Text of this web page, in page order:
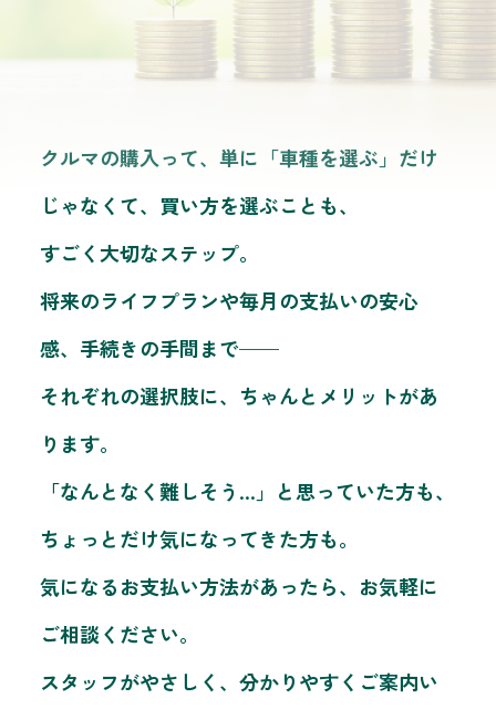
クルマの購入って、単に「車種を選ぶ」だけ
じゃなくて、買い方を選ぶことも、
すごく大切なステップ。
将来のライフプランや毎月の支払いの安心
感、手続きの手間まで——
それぞれの選択肢に、ちゃんとメリットがあ
ります。
「なんとなく難しそう…」と思っていた方も、
ちょっとだけ気になってきた方も。
気になるお支払い方法があったら、お気軽に
ご相談ください。
スタッフがやさしく、分かりやすくご案内い